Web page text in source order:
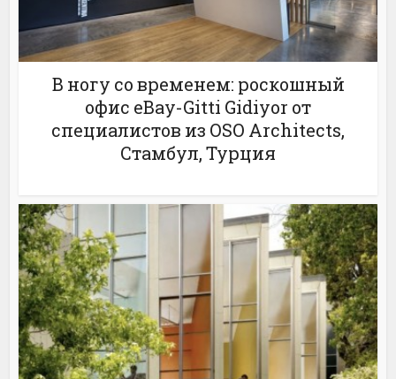
В ногу со временем: роскошный
офис eBay-Gitti Gidiyor от
специалистов из OSO Architects,
Стамбул, Турция